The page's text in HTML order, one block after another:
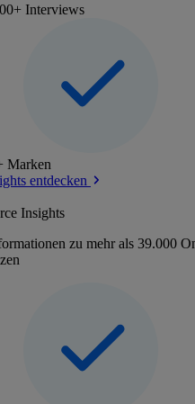
Interviews
Marken
entdecken
Insights
zu mehr als 39.000